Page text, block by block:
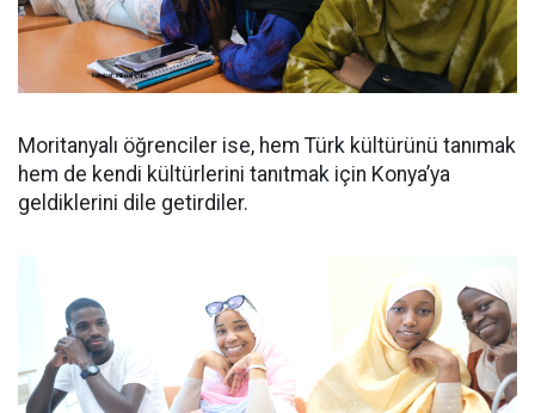
Moritanyalı öğrenciler ise, hem Türk kültürünü tanımak
hem de kendi kültürlerini tanıtmak için Konya’ya
geldiklerini dile getirdiler.